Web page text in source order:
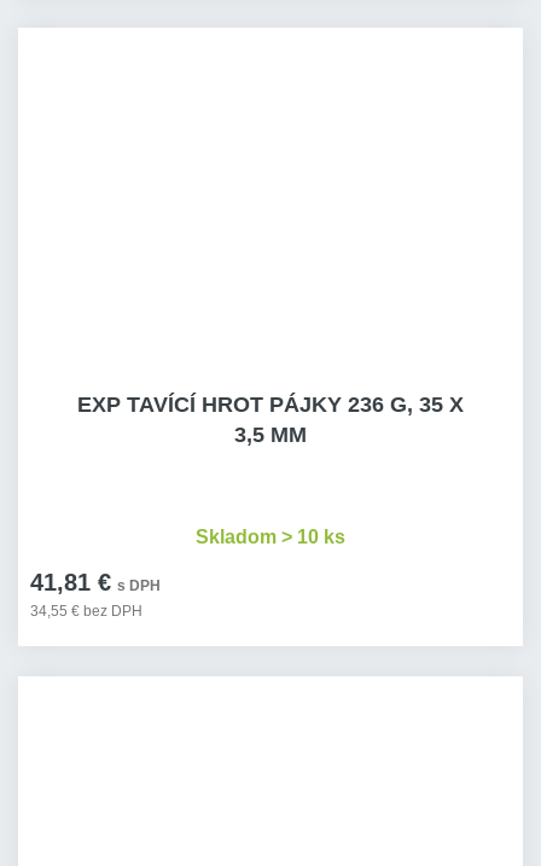
EXP TAVÍCÍ HROT PÁJKY 236 G, 35 X
3,5 MM
41,81 € s DPH
34,55 € bez DPH
Skladom > 10 ks